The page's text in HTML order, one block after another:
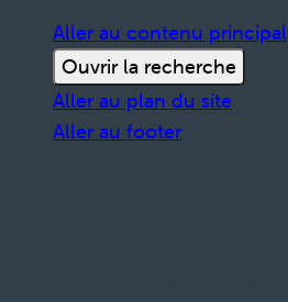
Aller au contenu principal
Ouvrir la recherche
Aller au plan du site
Aller au footer